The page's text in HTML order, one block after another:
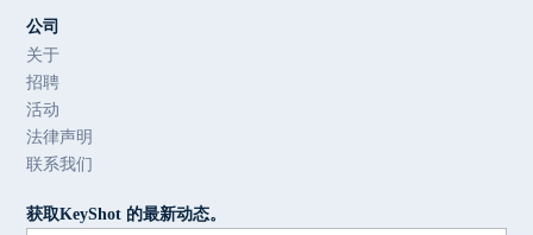
公司
关于
招聘
活动
法律声明
联系我们
获取KeyShot 的最新动态。